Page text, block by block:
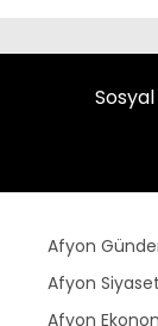
Afyon
Afyon
Afyon